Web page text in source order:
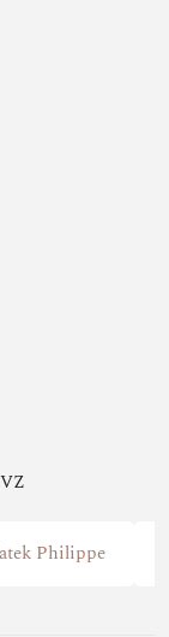
VZ
Philippe